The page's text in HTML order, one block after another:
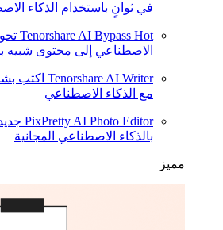
في ثوانٍ باستخدام الذكاء
Tenorshare AI Bypass Hot
الاصطناعي إلى محتوى شبيه
Tenorshare AI Writer اكتب
مع الذكاء الاصطناعي
PixPretty AI Photo Editor
بالذكاء الاصطناعي المجانية
مميز